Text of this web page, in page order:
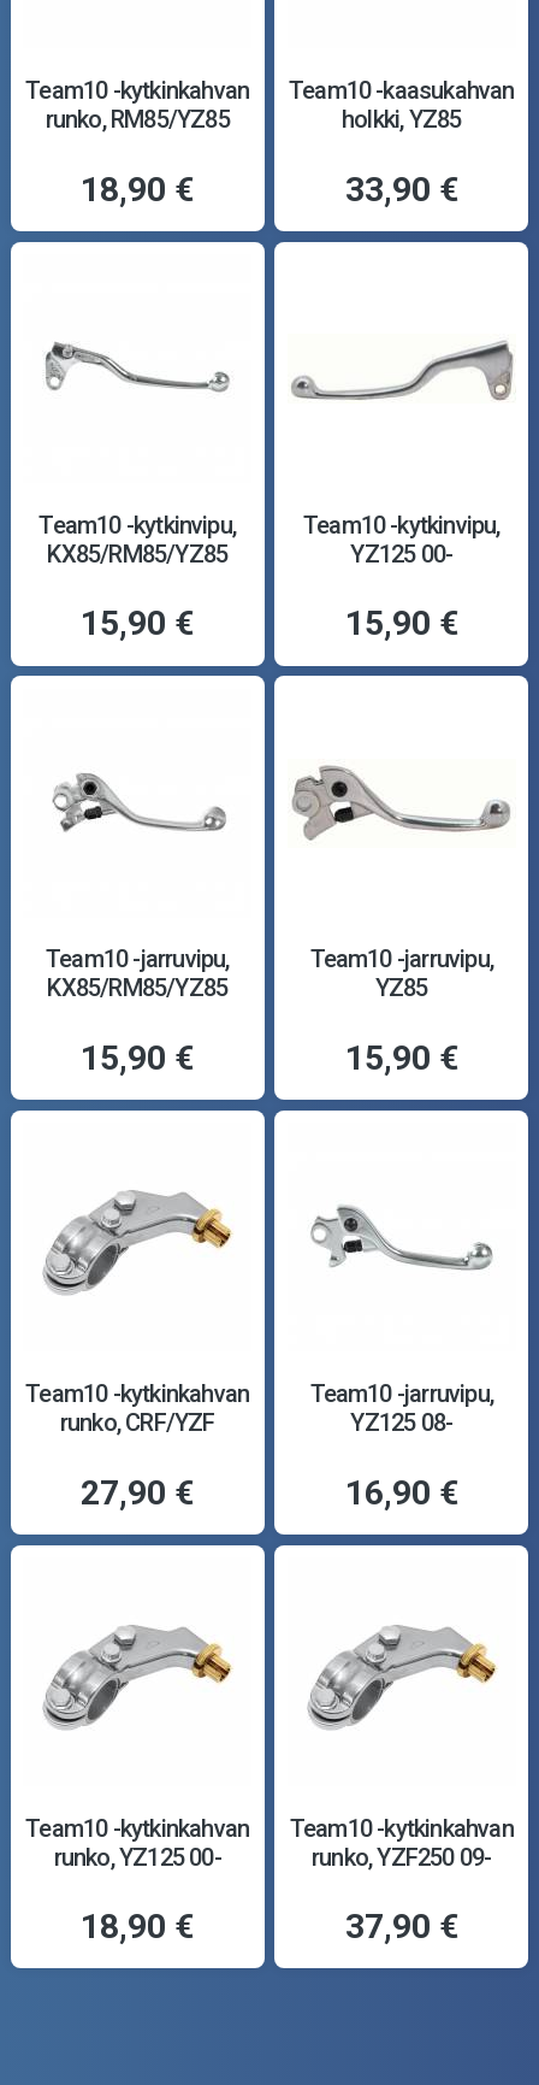
Team10 -kytkinkahvan
runko, RM85/YZ85
18,90 €
Team10 -kaasukahvan
holkki, YZ85
33,90 €
Team10 -kytkinvipu,
KX85/RM85/YZ85
15,90 €
Team10 -kytkinvipu,
YZ125 00-
15,90 €
Team10 -jarruvipu,
KX85/RM85/YZ85
15,90 €
Team10 -jarruvipu,
YZ85
15,90 €
Team10 -kytkinkahvan
runko, CRF/YZF
27,90 €
Team10 -jarruvipu,
YZ125 08-
16,90 €
Team10 -kytkinkahvan
runko, YZ125 00-
18,90 €
Team10 -kytkinkahvan
runko, YZF250 09-
37,90 €